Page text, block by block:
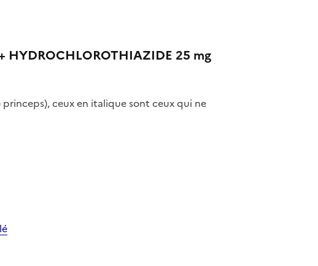
HYDROCHLOROTHIAZIDE 25 mg
ceux en italique sont ceux qui ne